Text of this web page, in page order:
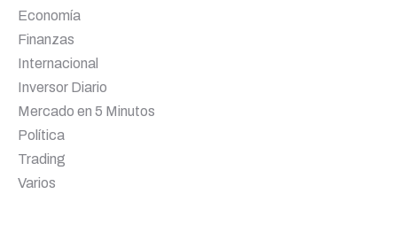
Economía
Finanzas
Internacional
Inversor Diario
Mercado en 5 Minutos
Política
Trading
Varios